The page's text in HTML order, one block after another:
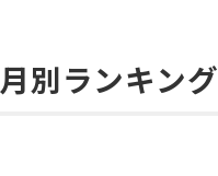
別ランキング